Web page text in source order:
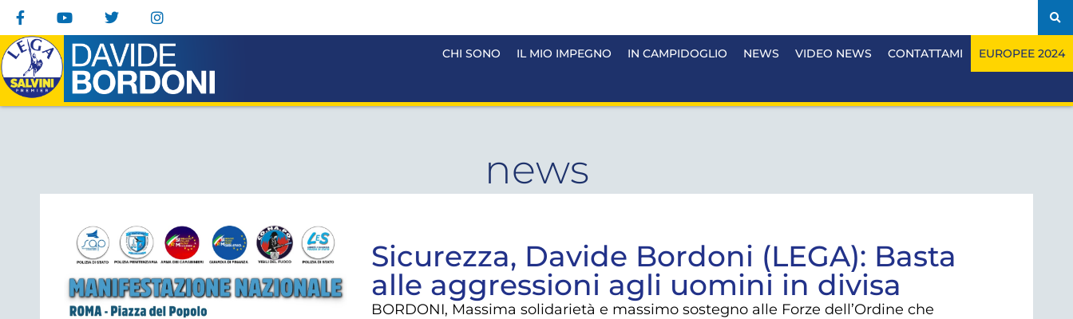
CHI SONO IL MIO IMPEGNO IN CAMPIDOGLIO NEWS VIDEO NEWS CONTATTAMI EUROPEE 2024
news
Sicurezza, Davide Bordoni (LEGA): Basta
alle aggressioni agli uomini in divisa
BORDONI, Massima solidarietà e massimo sostegno alle Forze dell’Ordine che